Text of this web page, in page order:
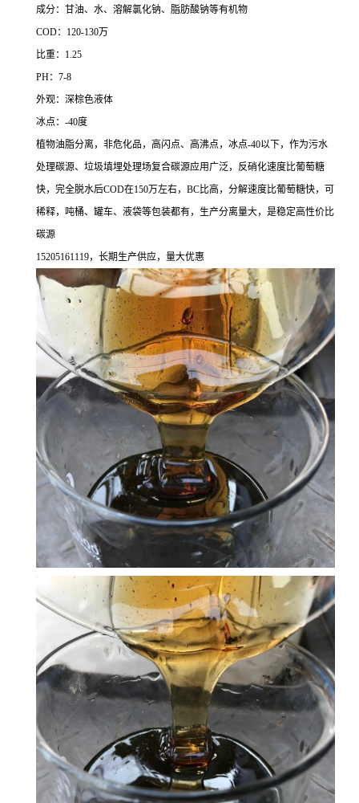
成分：甘油、水、溶解氯化钠、脂肪酸钠等有机物
COD：120-130万
比重：1.25
PH：7-8
外观：深棕色液体
冰点：-40度
植物油脂分离，非危化品，高闪点、高沸点，冰点-40以下，作为污水
处理碳源、垃圾填埋处理场复合碳源应用广泛，反硝化速度比葡萄糖
快，完全脱水后COD在150万左右，BC比高，分解速度比葡萄糖快，可
稀释，吨桶、罐车、液袋等包装都有，生产分离量大，是稳定高性价比
碳源
15205161119，长期生产供应，量大优惠